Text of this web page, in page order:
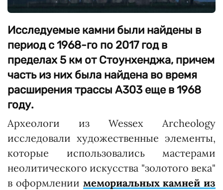
Исследуемые камни были найдены в
период с 1968-го по 2017 год в
пределах 5 км от Стоунхенджа, причем
часть из них была найдена во время
расширения трассы A303 еще в 1968
году.
Археологи из Wessex Archeology
исследовали художественные элементы,
которые использовались мастерами
неолитического искусства "золотого века"
в оформлении мемориальных камней из